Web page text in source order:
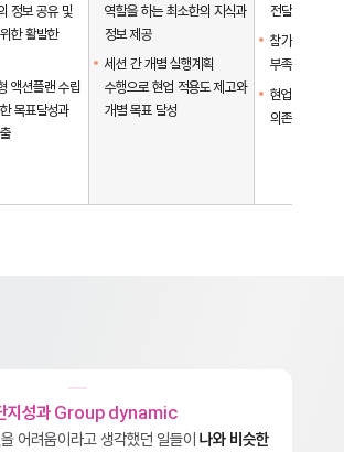
정보 공유 및
한 활발한
액션플랜 수립
목표달성과
역할을 하는 최소한의 지식과
정보 제공
세션 간 개별 실행계획
수행으로 현업 적용도 제고와
개별 목표 달성
전달하는 일
참가자 개별
부족
현업적용도는
의존
지성과 Group dynamic
어려움이라고 생각했던 일들이 나와 비슷한